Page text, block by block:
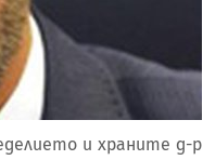
и храните д-р